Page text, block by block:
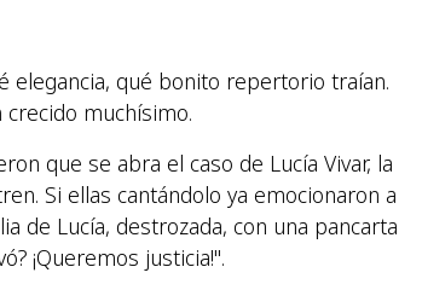
elegancia, qué bonito repertorio traían.
muchísimo.
que se abra el caso de Lucía Vivar, la
Si ellas cantándolo ya emocionaron a
de Lucía, destrozada, con una pancarta
¡Queremos justicia!".